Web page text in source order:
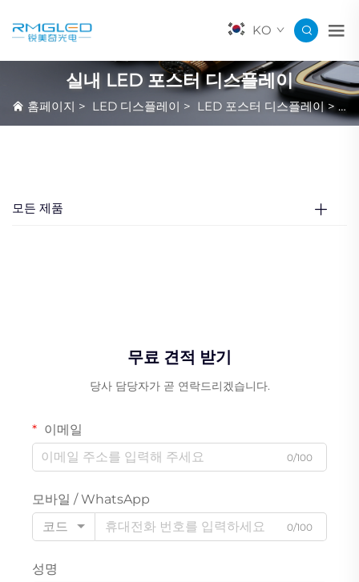
KO
실내 LED 포스터 디스플레이
홈페이지 > LED 디스플레이 > LED 포스터 디스플레이> 실
모든 제품
무료 견적 받기
당사 담당자가 곧 연락드리겠습니다.
이메일
0/100
모바일 / WhatsApp
코드
0/100
성명